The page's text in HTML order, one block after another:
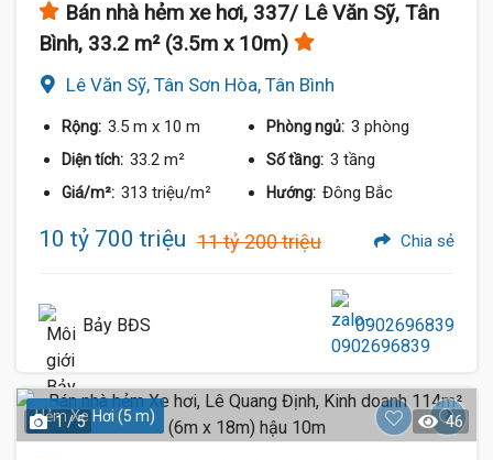
Bán nhà hẻm xe hơi, 337/ Lê Văn Sỹ, Tân
Bình, 33.2 m² (3.5m x 10m)
Lê Văn Sỹ, Tân Sơn Hòa, Tân Bình
Rộng: 3.5 m x 10 m Phòng ngủ: 3 phòng
Diện tích: 33.2 m² Số tầng: 3 tầng
Giá/m²: 313 triệu/m² Hướng: Đông Bắc
10 tỷ 700 triệu 11 tỷ 200 triệu Chia sẻ
Bảy BĐS 0902696839
Hẻm Xe Hơi (5 m)
1 / 5 46